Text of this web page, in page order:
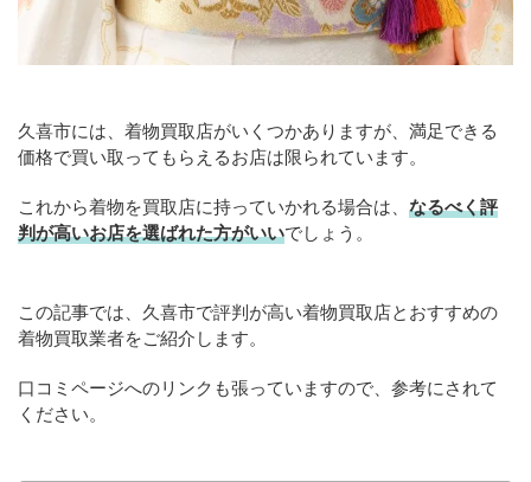
久喜市には、着物買取店がいくつかありますが、満足できる
価格で買い取ってもらえるお店は限られています。
これから着物を買取店に持っていかれる場合は、 なるべく評
判が高いお店を選ばれた方がいいでしょう。
この記事では、久喜市で評判が高い着物買取店とおすすめの
着物買取業者をご紹介します。
口コミページへのリンクも張っていますので、参考にされて
ください。